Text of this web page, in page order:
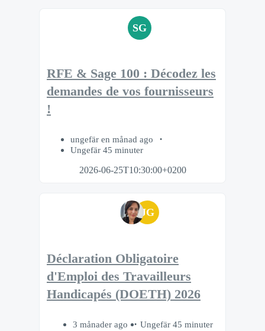
SG
RFE & Sage 100 : Décodez les
demandes de vos fournisseurs
!
ungefär en månad ago
Ungefär 45 minuter
2026-06-25T10:30:00+0200
JG
Déclaration Obligatoire
d'Emploi des Travailleurs
Handicapés (DOETH) 2026
3 månader ago Ungefär 45 minuter